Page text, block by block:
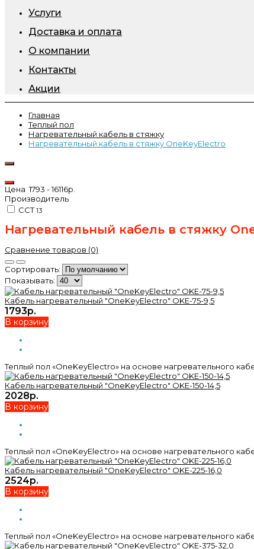
Услуги
Доставка и оплата
О компании
Контакты
Акции
Главная
Теплый пол
Нагревательный кабель в стяжку
Нагревательный кабель в стяжку OneKeyElectro
Цена1793 -16116р.
Производитель
ССТ13
Нагревательный кабель в стяжку
Сравнение товаров (0)
Сортировать:
Показывать:
Кабель нагревательный "OneKeyElectro" OKE-75-9,5
1793р.
В корзину
Теплый пол «OneKeyElectro» на основе нагревательного
Кабель нагревательный "OneKeyElectro" OKE-150-14,5
2028р.
В корзину
Теплый пол «OneKeyElectro» на основе нагревательного
Кабель нагревательный "OneKeyElectro" OKE-225-16,0
2524р.
В корзину
Теплый пол «OneKeyElectro» на основе нагревательного